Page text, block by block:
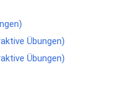
Übungen)
Übungen)